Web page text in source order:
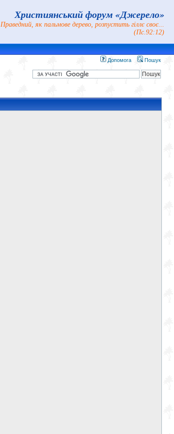
Християнський форум «Джерело»
Праведний, як пальмове дерево, розпустить гіллє своє...
(Пс.92:12)
Допомога Пошук